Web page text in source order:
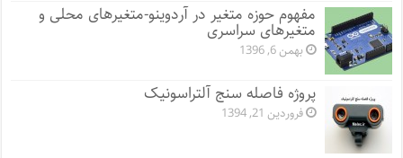
مفهوم حوزه متغیر در آردوینو-متغیرهای محلی و
متغیرهای سراسری
بهمن 6, 1396
پروژه فاصله سنج آلتراسونیک
فروردین 21, 1394